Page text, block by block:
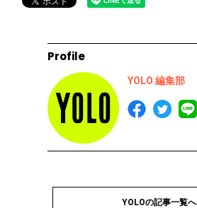
Profile
YOLO 編集部
YOLOの記事一覧へ